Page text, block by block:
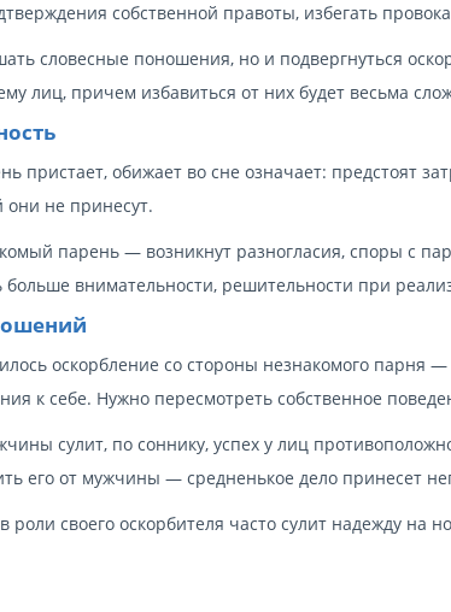
собственной правоты, избегать
словесные поношения, но и подвергнуться
лиц, причем избавиться от них будет весьма
пристает, обижает во сне означает: предстоят
они не принесут.
парень — возникнут разногласия, споры с
больше внимательности, решительности при
оскорбление со стороны незнакомого парня
к себе. Нужно пересмотреть собственное
сулит, по соннику, успех у лиц
его от мужчины — средненькое дело принесет
роли своего оскорбителя часто сулит надежду на